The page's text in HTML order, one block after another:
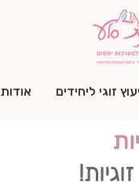
זוגי ליחידים